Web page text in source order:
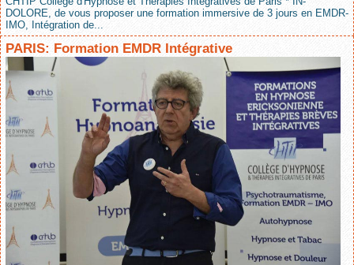
DOLORE, de vous proposer une formation immersive de 3 jours en EMDR-
IMO, Intégration de...
PARIS: Formation EMDR Intégrative